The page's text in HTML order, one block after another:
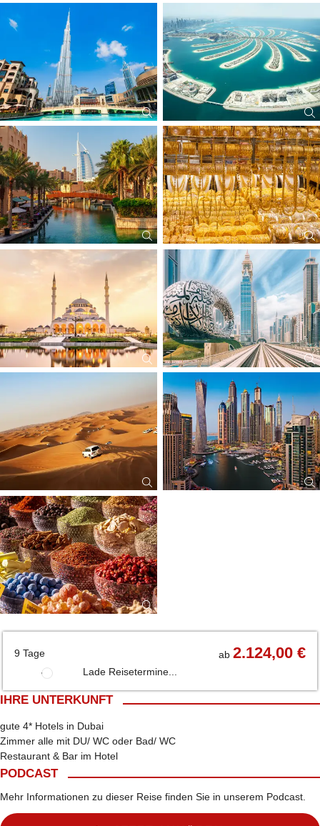
9 Tage ab2.124,00 €
Lade Reisetermine...
IHRE UNTERKUNFT
gute 4* Hotels in Dubai
Zimmer alle mit DU/ WC oder Bad/ WC
Restaurant & Bar im Hotel
PODCAST
Mehr Informationen zu dieser Reise finden Sie in unserem Podcast.